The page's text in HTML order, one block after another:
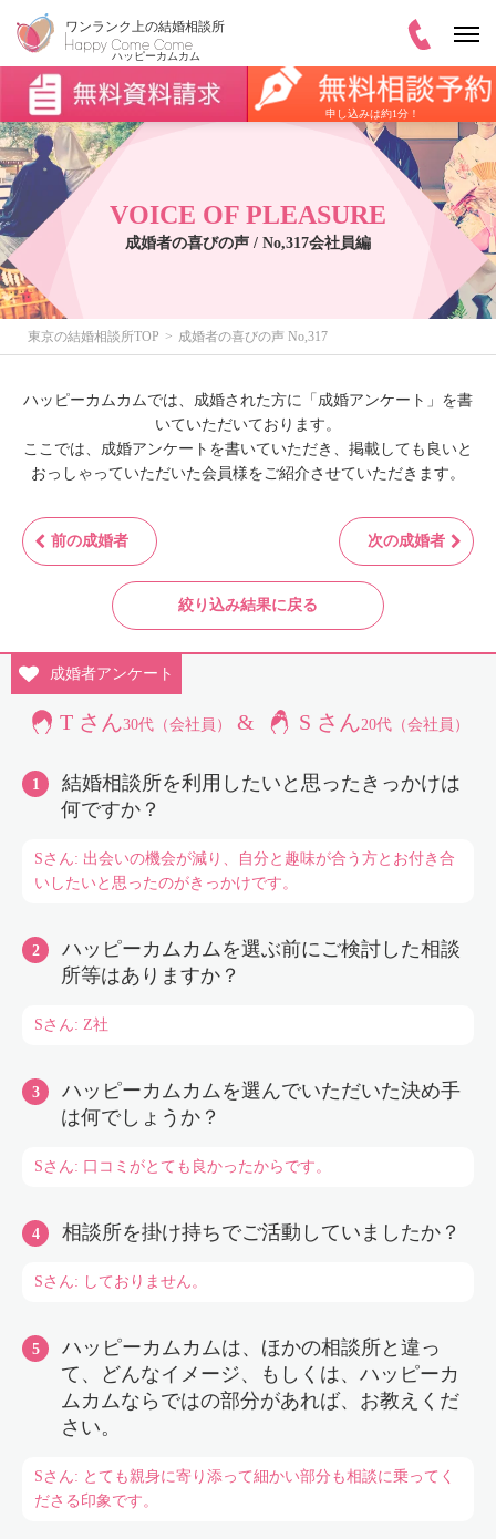
申し込みは約1分！
VOICE OF PLEASURE
成婚者の喜びの声 / No,317会社員編
東京の結婚相談所TOP 成婚者の喜びの声 No,317
ハッピーカムカムでは、成婚された方に「成婚アンケート」を書
いていただいております。
ここでは、成婚アンケートを書いていただき、掲載しても良いと
おっしゃっていただいた会員様をご紹介させていただきます。
前の成婚者 次の成婚者
絞り込み結果に戻る
成婚者アンケート
T さん30代（会社員） & S さん20代（会社員）
結婚相談所を利用したいと思ったきっかけは
何ですか？
Sさん: 出会いの機会が減り、自分と趣味が合う方とお付き合
いしたいと思ったのがきっかけです。
ハッピーカムカムを選ぶ前にご検討した相談
所等はありますか？
Sさん: Z社
ハッピーカムカムを選んでいただいた決め手
は何でしょうか？
Sさん: 口コミがとても良かったからです。
相談所を掛け持ちでご活動していましたか？
Sさん: しておりません。
ハッピーカムカムは、ほかの相談所と違っ
て、どんなイメージ、もしくは、ハッピーカ
ムカムならではの部分があれば、お教えくだ
さい。
Sさん: とても親身に寄り添って細かい部分も相談に乗ってく
ださる印象です。